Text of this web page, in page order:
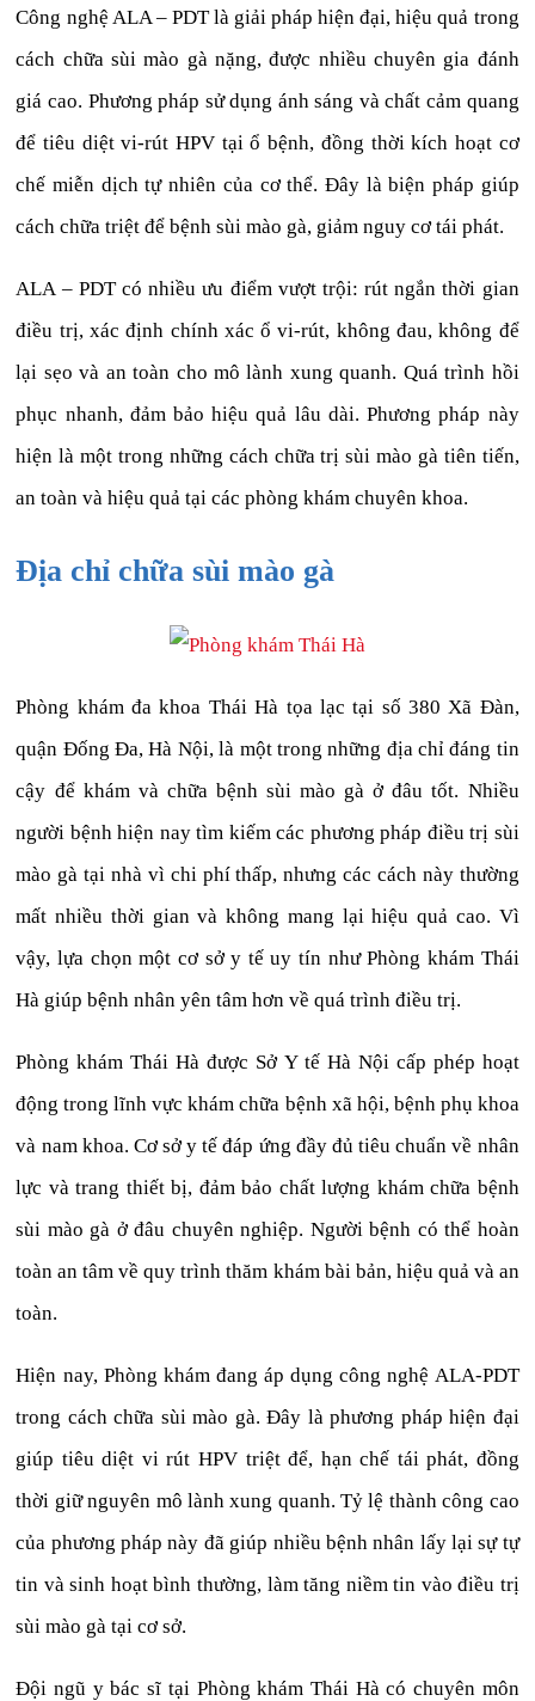
Công nghệ ALA – PDT là giải pháp hiện đại, hiệu quả trong
cách chữa sùi mào gà nặng, được nhiều chuyên gia đánh
giá cao. Phương pháp sử dụng ánh sáng và chất cảm quang
để tiêu diệt vi-rút HPV tại ổ bệnh, đồng thời kích hoạt cơ
chế miễn dịch tự nhiên của cơ thể. Đây là biện pháp giúp
cách chữa triệt để bệnh sùi mào gà, giảm nguy cơ tái phát.
ALA – PDT có nhiều ưu điểm vượt trội: rút ngắn thời gian
điều trị, xác định chính xác ổ vi-rút, không đau, không để
lại sẹo và an toàn cho mô lành xung quanh. Quá trình hồi
phục nhanh, đảm bảo hiệu quả lâu dài. Phương pháp này
hiện là một trong những cách chữa trị sùi mào gà tiên tiến,
an toàn và hiệu quả tại các phòng khám chuyên khoa.
Địa chỉ chữa sùi mào gà
Phòng khám đa khoa Thái Hà tọa lạc tại số 380 Xã Đàn,
quận Đống Đa, Hà Nội, là một trong những địa chỉ đáng tin
cậy để khám và chữa bệnh sùi mào gà ở đâu tốt. Nhiều
người bệnh hiện nay tìm kiếm các phương pháp điều trị sùi
mào gà tại nhà vì chi phí thấp, nhưng các cách này thường
mất nhiều thời gian và không mang lại hiệu quả cao. Vì
vậy, lựa chọn một cơ sở y tế uy tín như Phòng khám Thái
Hà giúp bệnh nhân yên tâm hơn về quá trình điều trị.
Phòng khám Thái Hà được Sở Y tế Hà Nội cấp phép hoạt
động trong lĩnh vực khám chữa bệnh xã hội, bệnh phụ khoa
và nam khoa. Cơ sở y tế đáp ứng đầy đủ tiêu chuẩn về nhân
lực và trang thiết bị, đảm bảo chất lượng khám chữa bệnh
sùi mào gà ở đâu chuyên nghiệp. Người bệnh có thể hoàn
toàn an tâm về quy trình thăm khám bài bản, hiệu quả và an
toàn.
Hiện nay, Phòng khám đang áp dụng công nghệ ALA-PDT
trong cách chữa sùi mào gà. Đây là phương pháp hiện đại
giúp tiêu diệt vi rút HPV triệt để, hạn chế tái phát, đồng
thời giữ nguyên mô lành xung quanh. Tỷ lệ thành công cao
của phương pháp này đã giúp nhiều bệnh nhân lấy lại sự tự
tin và sinh hoạt bình thường, làm tăng niềm tin vào điều trị
sùi mào gà tại cơ sở.
Đội ngũ y bác sĩ tại Phòng khám Thái Hà có chuyên môn